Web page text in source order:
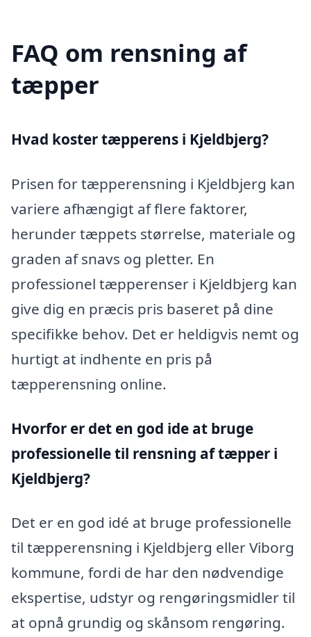
FAQ om rensning af
tæpper
Hvad koster tæpperens i Kjeldbjerg?
Prisen for tæpperensning i Kjeldbjerg kan
variere afhængigt af flere faktorer,
herunder tæppets størrelse, materiale og
graden af snavs og pletter. En
professionel tæpperenser i Kjeldbjerg kan
give dig en præcis pris baseret på dine
specifikke behov. Det er heldigvis nemt og
hurtigt at indhente en pris på
tæpperensning online.
Hvorfor er det en god ide at bruge
professionelle til rensning af tæpper i
Kjeldbjerg?
Det er en god idé at bruge professionelle
til tæpperensning i Kjeldbjerg eller Viborg
kommune, fordi de har den nødvendige
ekspertise, udstyr og rengøringsmidler til
at opnå grundig og skånsom rengøring.